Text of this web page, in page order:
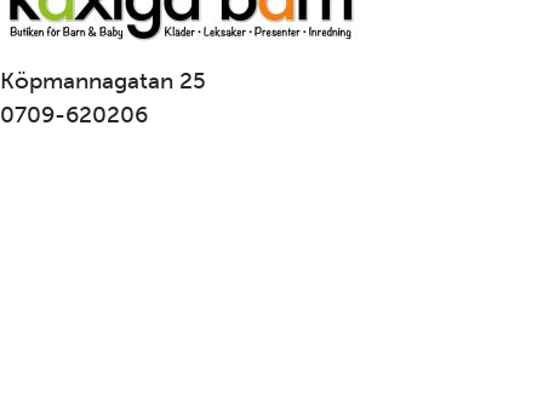
Köpmannagatan 25
0709-620206